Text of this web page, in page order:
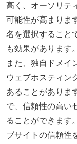
高く、オーソリテ
可能性が高まりま
名を選択すること
も効果があります。
また、独自ドメイ
ウェブホスティン
あることがありま
で、信頼性の高い
ることができます
ブサイトの信頼性